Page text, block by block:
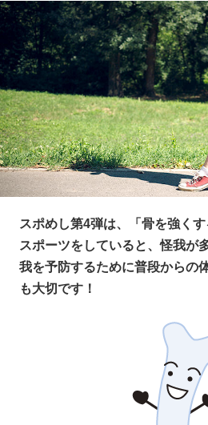
スポめし第4弾は、「骨を強くす
スポーツをしていると、怪我が
我を予防するために普段からの
も大切です！